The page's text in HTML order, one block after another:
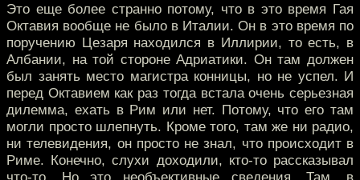
Это еще более странно потому, что в это время Гая
Октавия вообще не было в Италии. Он в это время по
поручению Цезаря находился в Иллирии, то есть, в
Албании, на той стороне Адриатики. Он там должен
был занять место магистра конницы, но не успел. И
перед Октавием как раз тогда встала очень серьезная
дилемма, ехать в Рим или нет. Потому, что его там
могли просто шлепнуть. Кроме того, там же ни радио,
ни телевидения, он просто не знал, что происходит в
Риме. Конечно, слухи доходили, кто-то рассказывал